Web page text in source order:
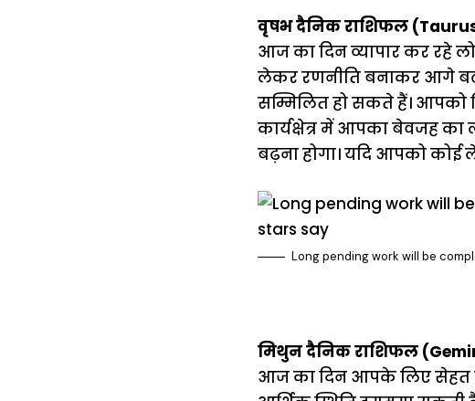
वृषभ दैनिक राशिफल
आज का दिन व्यापार कर रहे
लेकर रणनीति बनाकर आगे
सम्मिलित हो सकते हैं। आपको
कार्यक्षेत्र में आपका बेवजह
बढ़ना होगा। यदि आपको
Long pending work will be
मिथुन दैनिक राशिफल
आज का दिन आपके लिए सेहत